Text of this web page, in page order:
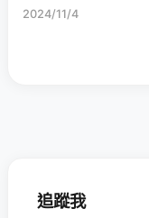
2024/11/4
追蹤我